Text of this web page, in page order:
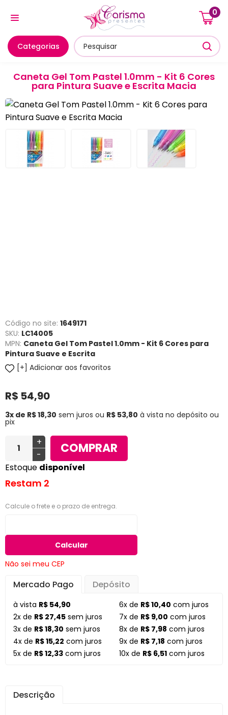
0
Categorias
Cozinha E Utensílios Mesa Posta E Servir Banheiro
Caneta Gel Tom Pastel 1.0mm - Kit 6 Cores
para Pintura Suave e Escrita Macia
Código no site: 1649171
SKU: LC14005
MPN: Caneta Gel Tom Pastel 1.0mm - Kit 6 Cores para
Pintura Suave e Escrita
Adicionar aos favoritos
R$ 54,90
3x de R$ 18,30 sem juros ou R$ 53,80 à vista no depósito ou
pix
+
-
COMPRAR
Estoque disponível
Restam 2
Calcule o frete e o prazo de entrega.
Calcular
Não sei meu CEP
Mercado Pago Depósito
à vista R$ 54,90
2x de R$ 27,45 sem juros
3x de R$ 18,30 sem juros
4x de R$ 15,22 com juros
5x de R$ 12,33 com juros
6x de R$ 10,40 com juros
7x de R$ 9,00 com juros
8x de R$ 7,98 com juros
9x de R$ 7,18 com juros
10x de R$ 6,51 com juros
Descrição